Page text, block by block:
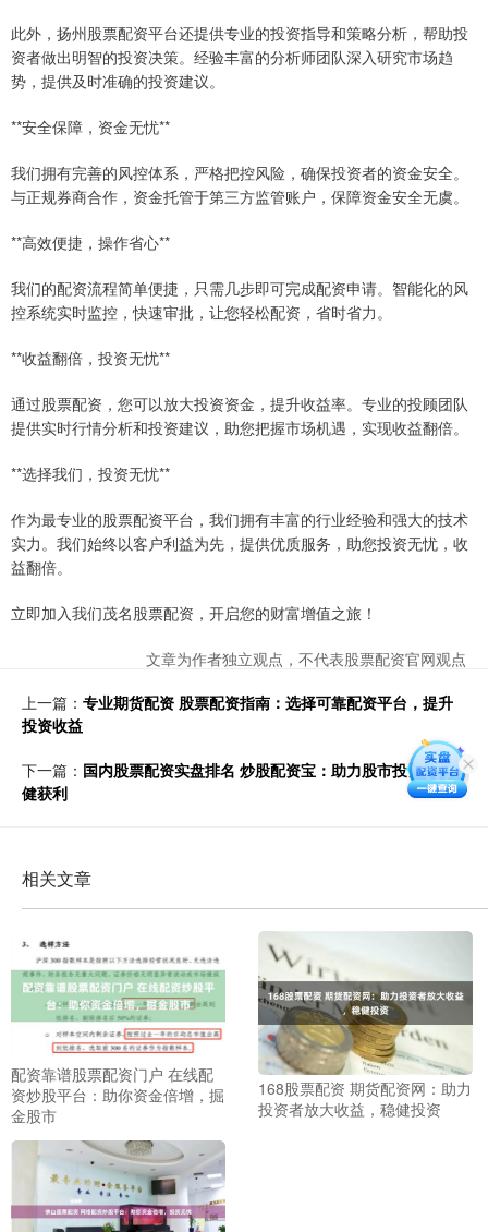
此外，扬州股票配资平台还提供专业的投资指导和策略分析，帮助投
资者做出明智的投资决策。经验丰富的分析师团队深入研究市场趋
势，提供及时准确的投资建议。
**安全保障，资金无忧**
我们拥有完善的风控体系，严格把控风险，确保投资者的资金安全。
与正规券商合作，资金托管于第三方监管账户，保障资金安全无虞。
**高效便捷，操作省心**
我们的配资流程简单便捷，只需几步即可完成配资申请。智能化的风
控系统实时监控，快速审批，让您轻松配资，省时省力。
**收益翻倍，投资无忧**
通过股票配资，您可以放大投资资金，提升收益率。专业的投顾团队
提供实时行情分析和投资建议，助您把握市场机遇，实现收益翻倍。
**选择我们，投资无忧**
作为最专业的股票配资平台，我们拥有丰富的行业经验和强大的技术
实力。我们始终以客户利益为先，提供优质服务，助您投资无忧，收
益翻倍。
立即加入我们茂名股票配资，开启您的财富增值之旅！
文章为作者独立观点，不代表股票配资官网观点
上一篇： 专业期货配资 股票配资指南：选择可靠配资平台，提升
投资收益
下一篇： 国内股票配资实盘排名 炒股配资宝：助力股市投资，稳
健获利
相关文章
配资靠谱股票配资门户 在线配
资炒股平台：助你资金倍增，掘
金股市
168股票配资 期货配资网：助力
投资者放大收益，稳健投资